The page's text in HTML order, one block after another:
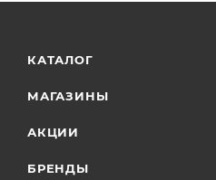
КАТАЛОГ
МАГАЗИНЫ
АКЦИИ
БРЕНДЫ